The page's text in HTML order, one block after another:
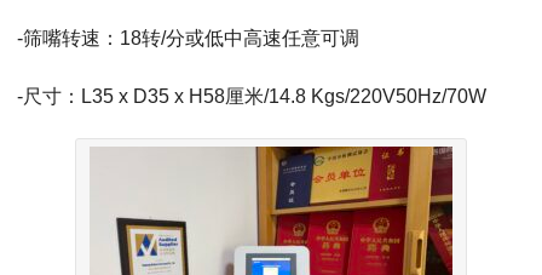
-筛嘴转速：18转/分或低中高速任意可调
-尺寸：L35 x D35 x H58厘米/14.8 Kgs/220V50Hz/70W